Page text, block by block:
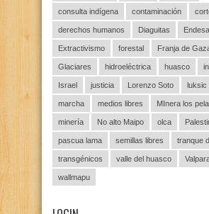
consulta indígena contaminación
derechos humanos Diaguitas Endesa
Extractivismo forestal Franja de
Glaciares hidroeléctrica huasco
Israel justicia Lorenzo Soto luksic
marcha medios libres MInera los
minería No alto Maipo olca
pascua lama semillas libres tranque
transgénicos valle del huasco
wallmapu